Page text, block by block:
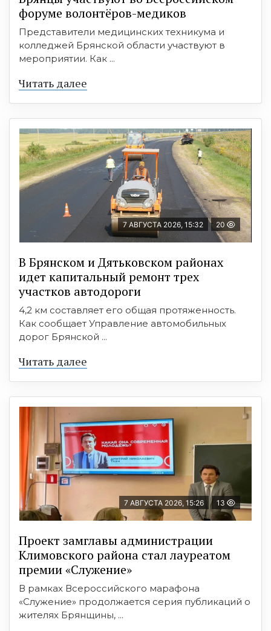
форуме волонтёров-медиков
Представители медицинских техникума и
колледжей Брянской области участвуют в
мероприятии. Как ...
Читать далее
7 АВГУСТА 2026, 15:32 20
В Брянском и Дятьковском районах
идет капитальный ремонт трех
участков автодороги
4,2 км составляет его общая протяженность.
Как сообщает Управление автомобильных
дорог Брянской ...
Читать далее
7 АВГУСТА 2026, 15:26 13
Проект замглавы администрации
Климовского района стал лауреатом
премии «Служение»
В рамках Всероссийского марафона
«Служение» продолжается серия публикаций о
жителях Брянщины, ...